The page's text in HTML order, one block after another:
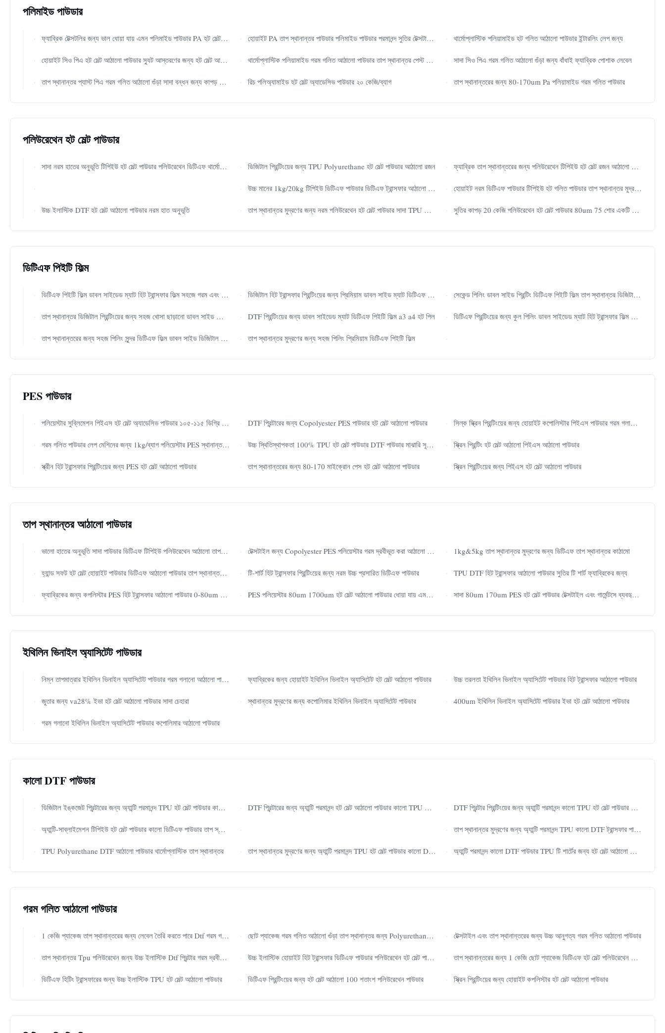
পলিমাইড পাউডার
ফ্যাব্রিক টেক্সটলির জন্য ভাল ধোয়া যায় এমন পলিমাইড পাউডার PA হট মেল্ট আঠালো পাউডার হোয়াইট PA তাপ স্থানান্তর পাউডার পলিমাইড পাউডার পরমানন্দ সুতির টেক্সটাইল উপর থার্মোপ্লাস্টিক পলিয়ামাইড হট গলিত আঠালো পাউডার ইন্টারলিং লেপ জন্য
হোয়াইট সিও পিএ হট মেল্ট আঠালো পাউডার স্যুট আস্তরণের জন্য হট মেল্ট আঠালো পাউডার থার্মোপ্লাস্টিক পলিয়ামাইড গরম গলিত আঠালো পাউডার তাপ স্থানান্তর পেস্ট আঠালো পাউডার সাদা সিও পিএ গরম গলিত আঠালো গুঁড়া জন্য বাঁধাই ফ্যাব্রিক পোশাক লেবেল
তাপ স্থানান্তর প্যাস্ট পিএ গরম গলিত আঠালো গুঁড়া সাদা বন্ধন জন্য কাপড় পোশাক লেবেল রিচ পলিঅ্যামাইড হট মেল্ট অ্যাডেসিভ পাউডার ২০ কেজি/ব্যাগ তাপ স্থানান্তরের জন্য 80-170um Pa পলিয়ামাইড গরম গলিত পাউডার
পলিউরেথেন হট মেল্ট পাউডার
সাদা নরম হাতের অনুভূতি টিপিইউ হট মেল্ট পাউডার পলিউরেথেন ডিটিএফ থার্মোপ্লাস্টিক পাউডার ডিজিটাল প্রিন্টিংয়ের জন্য TPU Polyurethane হট মেল্ট পাউডার আঠালো রজন ফ্যাব্রিক তাপ স্থানান্তরের জন্য পলিউরেথেন টিপিইউ হট মেল্ট রজন আঠালো পাউডার
উচ্চ মানের 1kg/20kg টিপিইউ ডিটিএফ পাউডার ডিটিএফ ট্রান্সফার আঠালো পাউডার হোয়াইট নরম ডিটিএফ পাউডার টিপিইউ হট গলিত পাউডার তাপ স্থানান্তর মুদ্রণের জন্য ইলাস্টিক
উচ্চ ইলাস্টিক DTF হট মেল্ট আঠালো পাউডার নরম হাত অনুভূতি তাপ স্থানান্তর মুদ্রণের জন্য নরম পলিউরেথেন হট মেল্ট পাউডার সাদা TPU পাউডার সুতির কাপড় 20 কেজি পলিউরেথেন হট মেল্ট পাউডার 80um 75 শোর একটি কঠোরতা
ডিটিএফ পিইটি ফিল্ম
ডিটিএফ পিইটি ফিল্ম ডাবল সাইডেড ম্যাট হিট ট্রান্সফার ফিল্ম সহজে গরম এবং ঠান্ডা পিল রিলিজ 0.075 মিমি বেধ ডিজিটাল হিট ট্রান্সফার প্রিন্টিংয়ের জন্য প্রিমিয়াম ডাবল সাইড ম্যাট ডিটিএফ পিইটি ফিল্ম - সহজ গরম এবং ঠান্ডা পিল সেকেন্ড পিলিং ডাবল সাইড প্রিন্টিং ডিটিএফ পিইটি ফিল্ম তাপ স্থানান্তর ডিজিটাল প্রিন্টিং জন্য 100m দৈর্ঘ্য
তাপ স্থানান্তর ডিজিটাল প্রিন্টিংয়ের জন্য সহজ খোসা ছাড়ানো ডাবল সাইড প্রিন্টিং DTF ফিল্ম 100m দৈর্ঘ্য DTF প্রিন্টিংয়ের জন্য ডাবল সাইডেড ম্যাট ডিটিএফ পিইটি ফিল্ম a3 a4 হট পিল ডিটিএফ প্রিন্টিংয়ের জন্য কুল পিলিং ডাবল সাইডেড ম্যাট হিট ট্রান্সফার ফিল্ম রোল 30cm 33cm 60cm
তাপ স্থানান্তরের জন্য সহজ পিলিং সুন্দর ডিটিএফ ফিল্ম ডাবল সাইড ডিজিটাল প্রিন্টিং ফিল্ম তাপ স্থানান্তর মুদ্রণের জন্য সহজ পিলিং প্রিমিয়াম ডিটিএফ পিইটি ফিল্ম
PES পাউডার
পলিয়েস্টার সুব্লিমেশন পিইএস হট মেল্ট অ্যাডেসিভ পাউডার ১০৫-১১৫ ডিগ্রি সেলসিয়াসের গলনাঙ্ক এবং স্ক্রিন প্রিন্টিংয়ের জন্য ১.২০±০.০২ গ্রাম/সেমি৩ ঘনত্ব সহ DTF প্রিন্টারের জন্য Copolyester PES পাউডার হট মেল্ট আঠালো পাউডার সিল্ক স্ক্রিন প্রিন্টিংয়ের জন্য হোয়াইট কপোলিস্টার পিইএস পাউডার গরম গলানো আঠালো পাউডার
গরম গলিত পাউডার লেপ মেশিনের জন্য 1kg/ব্যাগ পলিয়েস্টার PES স্থানান্তর পাউডার আঠালো উচ্চ স্থিতিস্থাপকতা 100% TPU হট মেল্ট পাউডার DTF পাউডার মাঝারি সূক্ষ্ম পাউডার স্ক্রিন প্রিন্টিং হট মেল্ট আঠালো পিইএস আঠালো পাউডার
স্ক্রীন হিট ট্রান্সফার প্রিন্টিংয়ের জন্য PES হট মেল্ট আঠালো পাউডার তাপ স্থানান্তরের জন্য 80-170 মাইক্রোন পেস হট মেল্ট আঠালো পাউডার স্ক্রিন প্রিন্টিংয়ের জন্য পিইএস হট মেল্ট আঠালো পাউডার
তাপ স্থানান্তর আঠালো পাউডার
ভালো হাতের অনুভূতি সাদা পাউডার ডিটিএফ টিপিইউ পলিউরেথেন আঠালো তাপ স্থানান্তরের জন্য টেক্সটাইল জন্য Copolyester PES পলিয়েস্টার গরম দ্রবীভূত করা আঠালো পাউডার 1kg&5kg তাপ স্থানান্তর মুদ্রণের জন্য ডিটিএফ তাপ স্থানান্তর কাঠামো
হ্যান্ড সফট হট মেল্ট হোয়াইট পাউডার ডিটিএফ আঠালো পাউডার তাপ স্থানান্তর মুদ্রণের জন্য টি-শার্ট হিট ট্রান্সফার প্রিন্টিংয়ের জন্য নরম উচ্চ প্রসারিত ডিটিএফ পাউডার TPU DTF হিট ট্রান্সফার আঠালো পাউডার সুতির টি শার্ট ফ্যাব্রিকের জন্য
ফ্যাব্রিকের জন্য কপলিস্টার PES হিট ট্রান্সফার আঠালো পাউডার 0-80um 80-170um PES পলিয়েস্টার 80um 1700um হট মেল্ট আঠালো পাউডার ধোয়া যায় এমন বৈশিষ্ট্য সাদা 80um 170um PES হট মেল্ট পাউডার টেক্সটাইল এবং গার্মেন্টসে ব্যবহৃত হয়
ইথিলিন ভিনাইল অ্যাসিটেট পাউডার
নিম্ন তাপমাত্রার ইথিলিন ভিনাইল অ্যাসিটেট পাউডার গরম গলানো আঠালো পাউডার ফ্যাব্রিকের জন্য হোয়াইট ইথিলিন ভিনাইল অ্যাসিটেট হট মেল্ট আঠালো পাউডার উচ্চ তরলতা ইথিলিন ভিনাইল অ্যাসিটেট পাউডার হিট ট্রান্সফার আঠালো পাউডার
জুতার জন্য va28% ইভা হট মেল্ট আঠালো পাউডার সাদা চেহারা স্থানান্তর মুদ্রণের জন্য কপোলিমার ইথিলিন ভিনাইল অ্যাসিটেট পাউডার 400um ইথিলিন ভিনাইল অ্যাসিটেট পাউডার ইভা হট মেল্ট আঠালো পাউডার
গরম গলানো ইথিলিন ভিনাইল অ্যাসিটেট পাউডার কপোলিমার আঠালো পাউডার
কালো DTF পাউডার
ডিজিটাল ইঙ্কজেট প্রিন্টারের জন্য অ্যান্টি পরমানন্দ TPU হট মেল্ট পাউডার কালো DTF পাউডার DTF প্রিন্টারের জন্য অ্যান্টি পরমানন্দ হট মেল্ট আঠালো পাউডার কালো TPU পাউডার DTF প্রিন্টার প্রিন্টিংয়ের জন্য অ্যান্টি পরমানন্দ কালো TPU হট মেল্ট পাউডার আঠালো
অ্যান্টি-সাব্লাইমেশন টিপিইউ হট মেল্ট পাউডার কালো ডিটিএফ পাউডার তাপ স্থানান্তরের জন্য তাপ স্থানান্তর মুদ্রণের জন্য অ্যান্টি পরমানন্দ TPU কালো DTF ট্রান্সফার পাউডার
TPU Polyurethane DTF আঠালো পাউডার থার্মোপ্লাস্টিক তাপ স্থানান্তর তাপ স্থানান্তর মুদ্রণের জন্য অ্যান্টি পরমানন্দ TPU হট মেল্ট পাউডার কালো DTF পাউডার অ্যান্টি পরমানন্দ কালো DTF পাউডার TPU টি শার্টের জন্য হট মেল্ট আঠালো পাউডার
গরম গলিত আঠালো পাউডার
1 কেজি প্যাকেজ তাপ স্থানান্তরের জন্য লেবেল তৈরি করতে পারে Dtf গরম গলিত আঠালো পাউডার Tpu পাউডার ছোট প্যাকেজ গরম গলিত আঠালো গুঁড়া তাপ স্থানান্তর জন্য Polyurethane Dtf টেক্সটাইল এবং তাপ স্থানান্তরের জন্য উচ্চ আনুগত্য গরম গলিত আঠালো পাউডার
তাপ স্থানান্তর Tpu পলিউরেথেন জন্য উচ্চ ইলাস্টিক Dtf প্রিন্টার গরম দ্রবীভূত পাউডার উচ্চ ইলাস্টিক হোয়াইট হিট ট্রান্সফার ডিটিএফ পাউডার পলিউরেথেন হট মেল্ট পাউডার তাপ স্থানান্তরের জন্য 1 কেজি ছোট প্যাকেজ ডিটিএফ হট মেল্ট পলিউরেথেন পাউডার
ডিটিএফ হিটিং ট্রান্সফারের জন্য উচ্চ ইলাস্টিক TPU হট মেল্ট আঠালো পাউডার ডিটিএফ প্রিন্টিংয়ের জন্য হট মেল্ট আঠালো 100 শতাংশ পলিউরেথেন পাউডার স্ক্রিন প্রিন্টিংয়ের জন্য হোয়াইট কপলিস্টার হট মেল্ট আঠালো পাউডার